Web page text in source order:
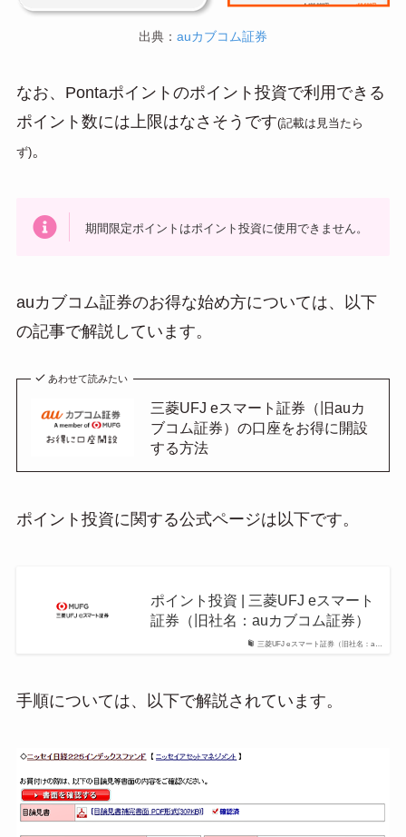
出典： auカブコム証券
なお、Pontaポイントのポイント投資で利用できる
ポイント数には上限はなさそうです(記載は見当たら
ず)。
期間限定ポイントはポイント投資に使用できません。
auカブコム証券のお得な始め方については、以下
の記事で解説しています。
あわせて読みたい
三菱UFJ eスマート証券（旧auカ
ブコム証券）の口座をお得に開設
する方法
ポイント投資に関する公式ページは以下です。
三菱UFJ eスマート証券（旧社名：a…
ポイント投資 | 三菱UFJ eスマート
証券（旧社名：auカブコム証券）
手順については、以下で解説されています。